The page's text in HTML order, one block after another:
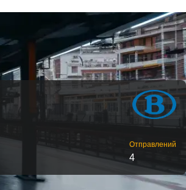
Отправлений
4